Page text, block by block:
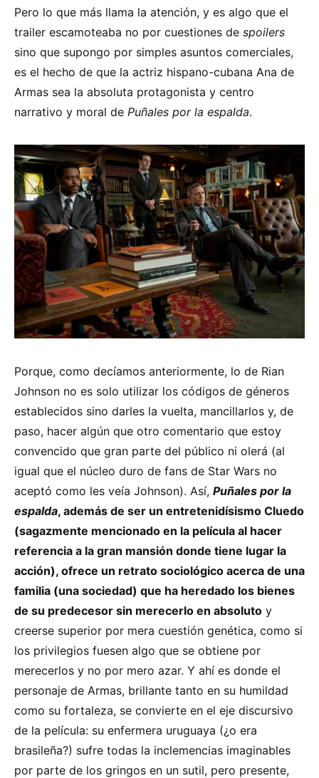
Pero lo que más llama la atención, y es algo que el
trailer escamoteaba no por cuestiones de spoilers
sino que supongo por simples asuntos comerciales,
es el hecho de que la actriz hispano-cubana Ana de
Armas sea la absoluta protagonista y centro
narrativo y moral de Puñales por la espalda.
Porque, como decíamos anteriormente, lo de Rian
Johnson no es solo utilizar los códigos de géneros
establecidos sino darles la vuelta, mancillarlos y, de
paso, hacer algún que otro comentario que estoy
convencido que gran parte del público ni olerá (al
igual que el núcleo duro de fans de Star Wars no
aceptó como les veía Johnson). Así, Puñales por la
espalda, además de ser un entretenidísismo Cluedo
(sagazmente mencionado en la película al hacer
referencia a la gran mansión donde tiene lugar la
acción), ofrece un retrato sociológico acerca de una
familia (una sociedad) que ha heredado los bienes
de su predecesor sin merecerlo en absoluto y
creerse superior por mera cuestión genética, como si
los privilegios fuesen algo que se obtiene por
merecerlos y no por mero azar. Y ahí es donde el
personaje de Armas, brillante tanto en su humildad
como su fortaleza, se convierte en el eje discursivo
de la película: su enfermera uruguaya (¿o era
brasileña?) sufre todas la inclemencias imaginables
por parte de los gringos en un sutil, pero presente,